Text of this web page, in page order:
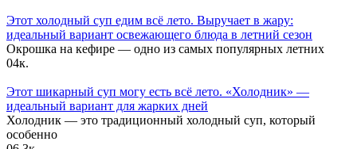
Этот холодный суп едим всё лето. Выручает в жару:
идеальный вариант освежающего блюда в летний сезон
Окрошка на кефире — одно из самых популярных летних
04к.
Этот шикарный суп могу есть всё лето. «Холодник» —
идеальный вариант для жарких дней
Холодник — это традиционный холодный суп, который
особенно